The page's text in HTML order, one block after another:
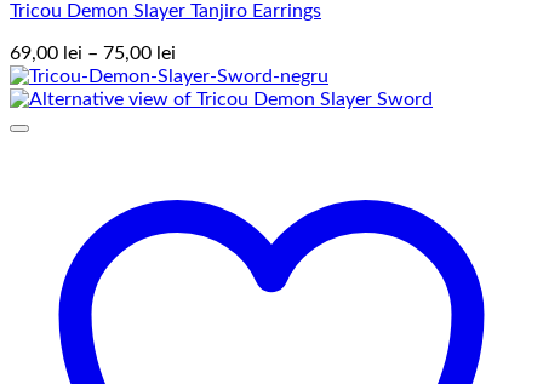
Tricou Demon Slayer Tanjiro Earrings
69,00 lei – 75,00 lei
de
prețuri: